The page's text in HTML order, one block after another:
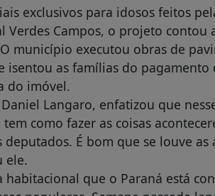
exclusivos para idosos feitos
Verdes Campos, o projeto
município executou obras de
isentou as famílias do
do imóvel.
Langaro, enfatizou que
como fazer as coisas
É bom que se louve
ele.
habitacional que o Paraná está